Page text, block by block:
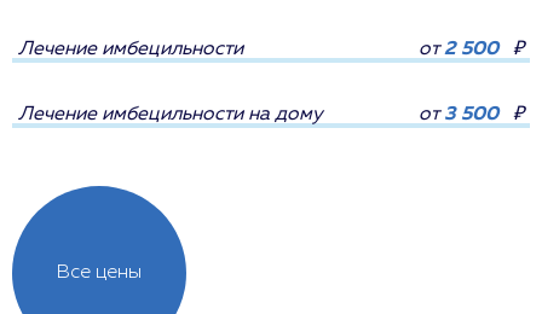
Все цены
Лечение имбецильности от2 500 ₽
Лечение имбецильности на дому от3 500 ₽